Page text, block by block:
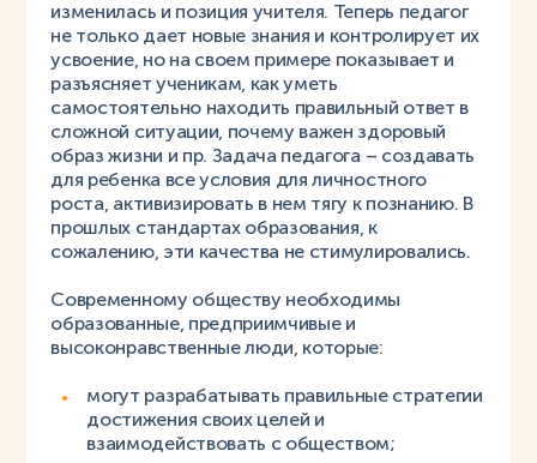
изменилась и позиция учителя. Теперь педагог
не только дает новые знания и контролирует их
усвоение, но на своем примере показывает и
разъясняет ученикам, как уметь
самостоятельно находить правильный ответ в
сложной ситуации, почему важен здоровый
образ жизни и пр. Задача педагога – создавать
для ребенка все условия для личностного
роста, активизировать в нем тягу к познанию. В
прошлых стандартах образования, к
сожалению, эти качества не стимулировались.
Современному обществу необходимы
образованные, предприимчивые и
высоконравственные люди, которые:
могут разрабатывать правильные стратегии
достижения своих целей и
взаимодействовать с обществом;